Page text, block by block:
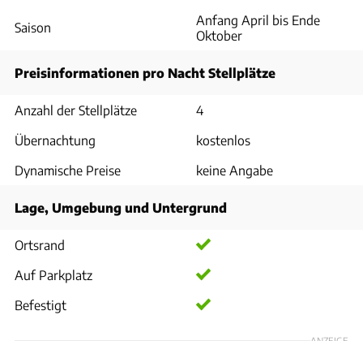
Saison
Anfang April bis Ende
Oktober
Preisinformationen pro Nacht Stellplätze
Anzahl der Stellplätze
4
Übernachtung
kostenlos
Dynamische Preise
keine Angabe
Lage, Umgebung und Untergrund
Ortsrand
Auf Parkplatz
Befestigt